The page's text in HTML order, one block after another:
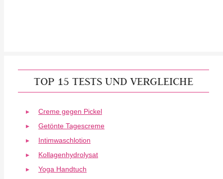
TOP 15 TESTS UND VERGLEICHE
Creme gegen Pickel
Getönte Tagescreme
Intimwaschlotion
Kollagenhydrolysat
Yoga Handtuch